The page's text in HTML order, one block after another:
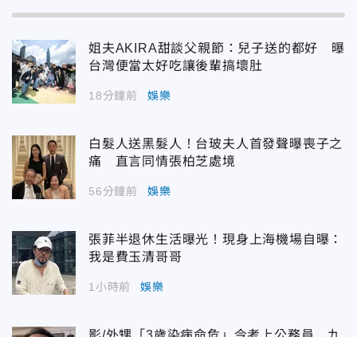
姐夫AKIRA甜談父親節：兒子送的都好 曝
台灣便當太好吃讓後輩搞壞肚
18分鐘前 娛樂
白髮人送黑髮人！台玻夫人首發聲曝喪子之
痛 直言同情張柏芝處境
56分鐘前 娛樂
張菲半退休生活曝光！現身上海機場自曝：
我是費玉清哥哥
1小時前 娛樂